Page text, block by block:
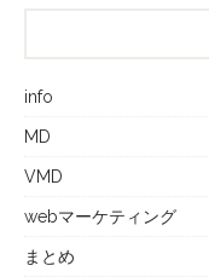
info
MD
VMD
webマーケティング
まとめ